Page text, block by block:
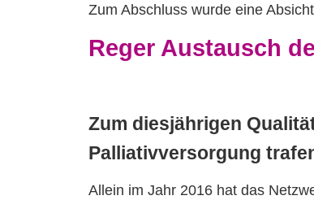
Zum Abschluss wurde eine
Reger Austausch
Zum diesjährigen
Palliativversorgung
Allein im Jahr 2016 hat das